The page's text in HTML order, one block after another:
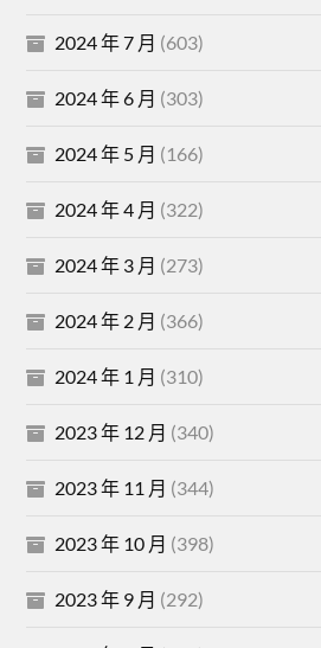
2024 年 7 月 (603)
2024 年 6 月 (303)
2024 年 5 月 (166)
2024 年 4 月 (322)
2024 年 3 月 (273)
2024 年 2 月 (366)
2024 年 1 月 (310)
2023 年 12 月 (340)
2023 年 11 月 (344)
2023 年 10 月 (398)
2023 年 9 月 (292)